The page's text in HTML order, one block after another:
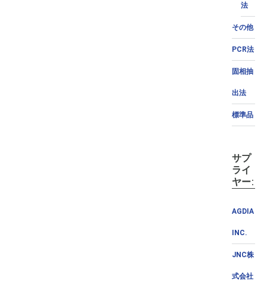
法
その他
PCR法
固相抽
出法
標準品
サプ
ライ
ヤー:
AGDIA
INC.
JNC株
式会社